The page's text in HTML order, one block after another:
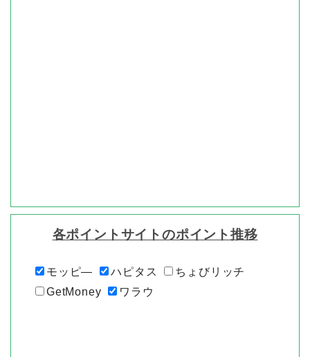
各ポイントサイトのポイント推移
モッピ― ハピタス
ちょびリッチ
GetMoney
ワラウ